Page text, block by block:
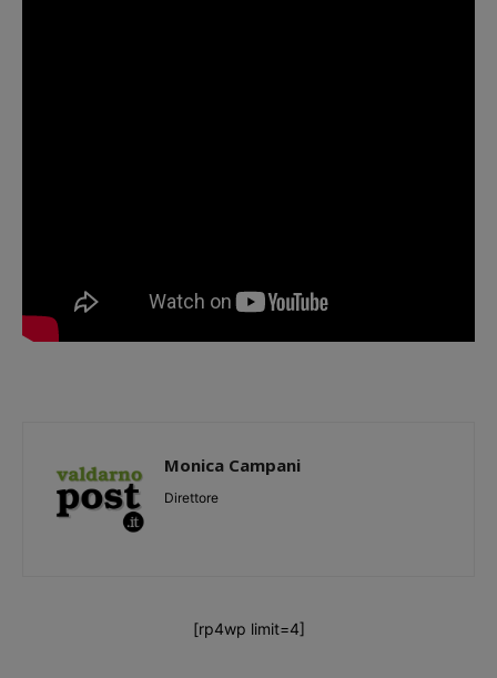
Monica Campani
Direttore
[rp4wp limit=4]